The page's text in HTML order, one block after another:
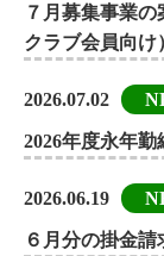
７月募集事業
クラブ会員向け
2026.07.02
2026年度永年
2026.06.19
６月分の掛金請